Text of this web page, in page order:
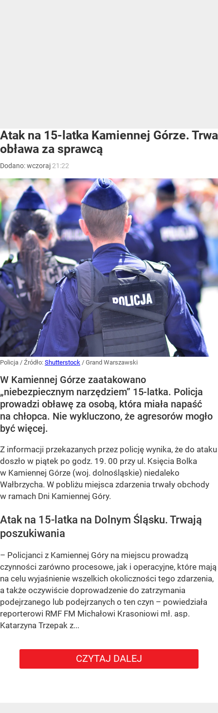
Atak na 15-latka Kamiennej Górze. Trwa
obława za sprawcą
Dodano:wczoraj 21:22
Policja / Źródło: Shutterstock / Grand Warszawski
W Kamiennej Górze zaatakowano
„niebezpiecznym narzędziem” 15-latka. Policja
prowadzi obławę za osobą, która miała napaść
na chłopca. Nie wykluczono, że agresorów mogło
być więcej.
Z informacji przekazanych przez policję wynika, że do ataku
doszło w piątek po godz. 19. 00 przy ul. Księcia Bolka
w Kamiennej Górze (woj. dolnośląskie) niedaleko
Wałbrzycha. W pobliżu miejsca zdarzenia trwały obchody
w ramach Dni Kamiennej Góry.
Atak na 15-latka na Dolnym Śląsku. Trwają
poszukiwania
– Policjanci z Kamiennej Góry na miejscu prowadzą
czynności zarówno procesowe, jak i operacyjne, które mają
na celu wyjaśnienie wszelkich okoliczności tego zdarzenia,
a także oczywiście doprowadzenie do zatrzymania
podejrzanego lub podejrzanych o ten czyn – powiedziała
reporterowi RMF FM Michałowi Krasoniowi mł. asp.
Katarzyna Trzepak z...
CZYTAJ DALEJ